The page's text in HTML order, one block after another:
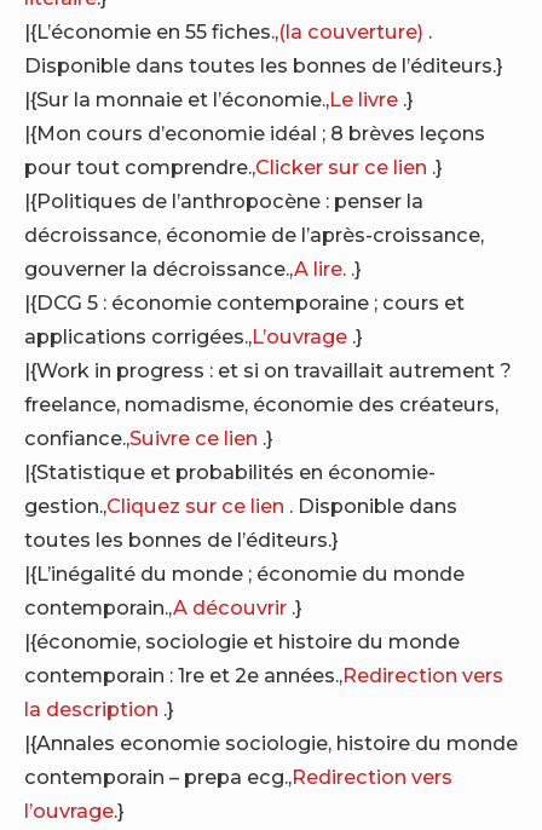
|{L’économie en 55 fiches.,(la couverture) .
Disponible dans toutes les bonnes de l’éditeurs.}
|{Sur la monnaie et l’économie.,Le livre .}
|{Mon cours d’economie idéal ; 8 brèves leçons
pour tout comprendre.,Clicker sur ce lien .}
|{Politiques de l’anthropocène : penser la
décroissance, économie de l’après-croissance,
gouverner la décroissance.,A lire. .}
|{DCG 5 : économie contemporaine ; cours et
applications corrigées.,L’ouvrage .}
|{Work in progress : et si on travaillait autrement ?
freelance, nomadisme, économie des créateurs,
confiance.,Suivre ce lien .}
|{Statistique et probabilités en économie-
gestion.,Cliquez sur ce lien . Disponible dans
toutes les bonnes de l’éditeurs.}
|{L’inégalité du monde ; économie du monde
contemporain.,A découvrir .}
|{économie, sociologie et histoire du monde
contemporain : 1re et 2e années.,Redirection vers
la description .}
|{Annales economie sociologie, histoire du monde
contemporain – prepa ecg.,Redirection vers
l’ouvrage.}